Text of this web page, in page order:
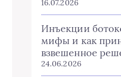
16.07.2026
Инъекции
мифы и как
взвешенное
24.06.2026